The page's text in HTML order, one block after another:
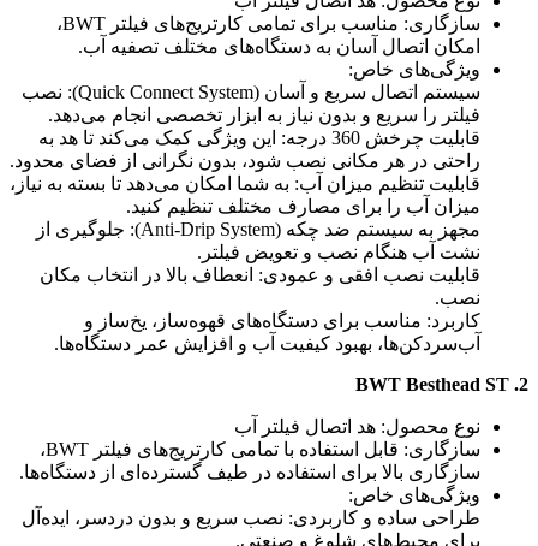
سازگاری: مناسب برای تمامی کارتریج‌های فیلتر BWT،
امکان اتصال آسان به دستگاه‌های مختلف تصفیه آب.
ویژگی‌های خاص:
سیستم اتصال سریع و آسان (Quick Connect System): نصب
فیلتر را سریع و بدون نیاز به ابزار تخصصی انجام می‌دهد.
قابلیت چرخش 360 درجه: این ویژگی کمک می‌کند تا هد به
راحتی در هر مکانی نصب شود، بدون نگرانی از فضای محدود.
قابلیت تنظیم میزان آب: به شما امکان می‌دهد تا بسته به نیاز،
میزان آب را برای مصارف مختلف تنظیم کنید.
مجهز به سیستم ضد چکه (Anti-Drip System): جلوگیری از
نشت آب هنگام نصب و تعویض فیلتر.
قابلیت نصب افقی و عمودی: انعطاف بالا در انتخاب مکان
نصب.
کاربرد: مناسب برای دستگاه‌های قهوه‌ساز، یخ‌ساز و
آب‌سردکن‌ها، بهبود کیفیت آب و افزایش عمر دستگاه‌ها.
2. BWT Besthead ST
نوع محصول: هد اتصال فیلتر آب
سازگاری: قابل استفاده با تمامی کارتریج‌های فیلتر BWT،
سازگاری بالا برای استفاده در طیف گسترده‌ای از دستگاه‌ها.
ویژگی‌های خاص:
طراحی ساده و کاربردی: نصب سریع و بدون دردسر، ایده‌آل
برای محیط‌های شلوغ و صنعتی.